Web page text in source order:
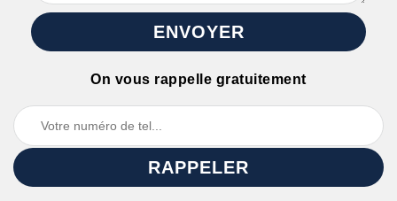
On vous rappelle gratuitement